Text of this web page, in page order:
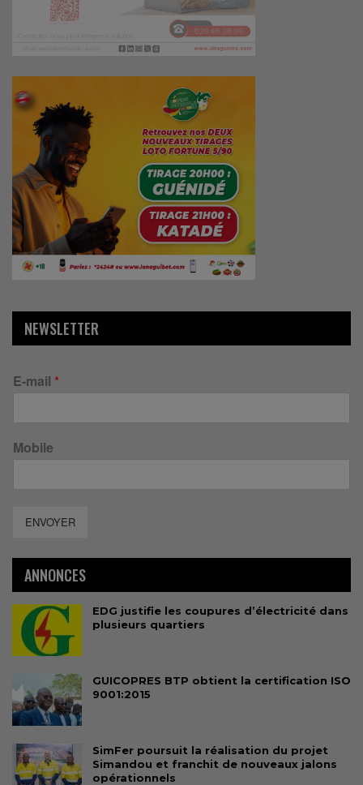
NEWSLETTER
E-mail *
Mobile
ENVOYER
ANNONCES
EDG justifie les coupures d’électricité dans
plusieurs quartiers
GUICOPRES BTP obtient la certification ISO
9001:2015
SimFer poursuit la réalisation du projet
Simandou et franchit de nouveaux jalons
opérationnels